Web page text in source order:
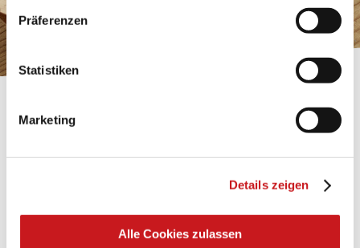
personenbezogene Daten verarbeiten. Hier geht’s zum
Impressum.
Präferenzen
Statistiken
Marketing
Details zeigen
Alle Cookies zulassen
Shining ideas with waterproof paper. Perfectly suited
for gluing, painting, folding, … and many more uses.
Conseils